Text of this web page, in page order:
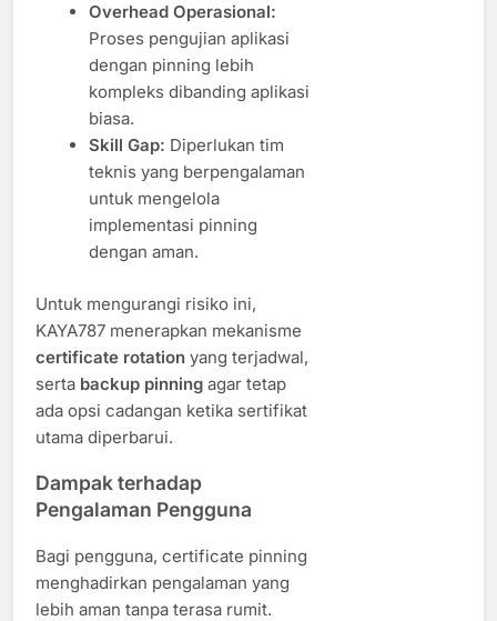
Overhead Operasional:
Proses pengujian aplikasi
dengan pinning lebih
kompleks dibanding aplikasi
biasa.
Skill Gap: Diperlukan tim
teknis yang berpengalaman
untuk mengelola
implementasi pinning
dengan aman.
Untuk mengurangi risiko ini,
KAYA787 menerapkan mekanisme
certificate rotation yang terjadwal,
serta backup pinning agar tetap
ada opsi cadangan ketika sertifikat
utama diperbarui.
Dampak terhadap
Pengalaman Pengguna
Bagi pengguna, certificate pinning
menghadirkan pengalaman yang
lebih aman tanpa terasa rumit.